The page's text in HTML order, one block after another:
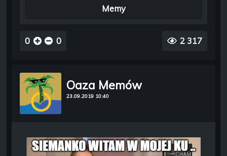
Memy
0 0 2 317
Oaza Memów
23.09.2019 10:40